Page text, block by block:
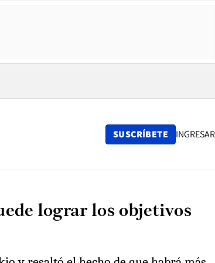
SUSCRÍBETE INGRESAR
lograr los objetivos